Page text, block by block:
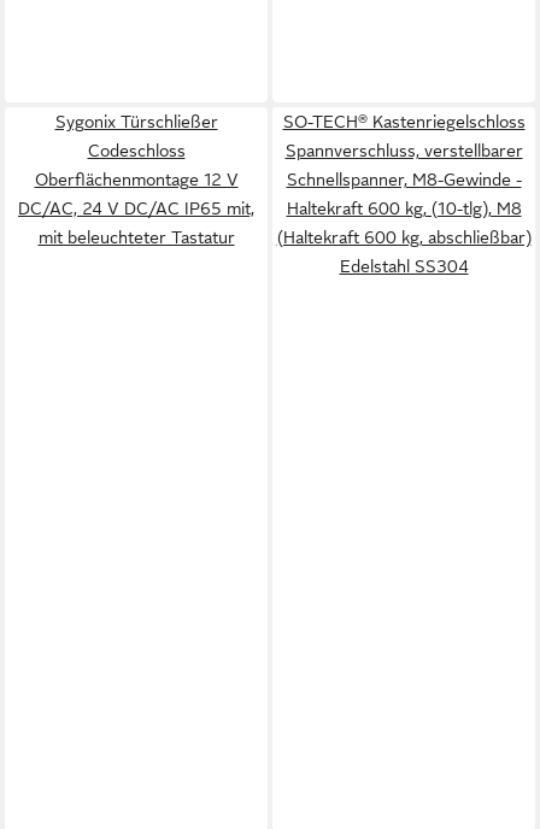
Sygonix Türschließer
Codeschloss
Oberflächenmontage 12 V
DC/AC, 24 V DC/AC IP65 mit,
mit beleuchteter Tastatur
SO-TECH® Kastenriegelschloss
Spannverschluss, verstellbarer
Schnellspanner, M8-Gewinde -
Haltekraft 600 kg, (10-tlg), M8
(Haltekraft 600 kg, abschließbar)
Edelstahl SS304